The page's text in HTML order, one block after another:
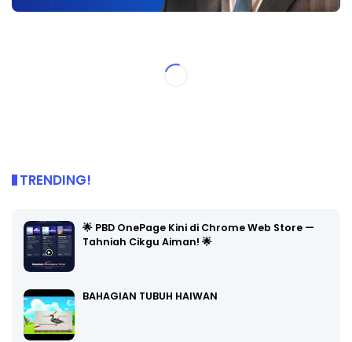
TRENDING!
🌟 PBD OnePage Kini di Chrome Web Store —
Tahniah Cikgu Aiman! 🌟
BAHAGIAN TUBUH HAIWAN